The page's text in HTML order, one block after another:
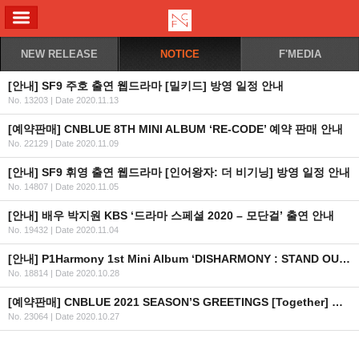
NEW RELEASE NOTICE F'MEDIA
[안내] SF9 주호 출연 웹드라마 [밀키드] 방영 일정 안내
No. 13203 | Date 2020.11.13
[예약판매] CNBLUE 8TH MINI ALBUM ‘RE-CODE’ 예약 판매 안내
No. 22129 | Date 2020.11.09
[안내] SF9 휘영 출연 웹드라마 [인어왕자: 더 비기닝] 방영 일정 안내
No. 14807 | Date 2020.11.05
[안내] 배우 박지원 KBS ‘드라마 스페셜 2020 – 모단걸’ 출연 안내
No. 19432 | Date 2020.11.04
[안내] P1Harmony 1st Mini Album ‘DISHARMONY : STAND OUT’ 공개
No. 18814 | Date 2020.10.28
[예약판매] CNBLUE 2021 SEASON’S GREETINGS [Together] 예약판매 안내
No. 23064 | Date 2020.10.27